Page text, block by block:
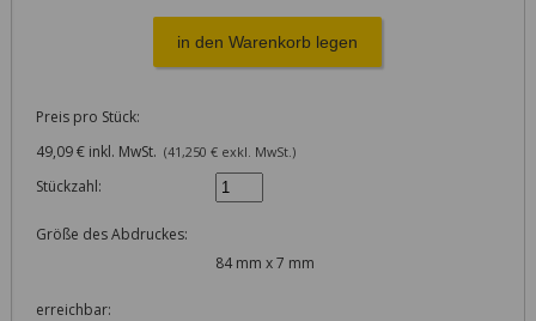
Preis pro Stück:
49,09 € inkl. MwSt. (41,250 € exkl. MwSt.)
Stückzahl:
Größe des Abdruckes:
84 mm x 7 mm
erreichbar: